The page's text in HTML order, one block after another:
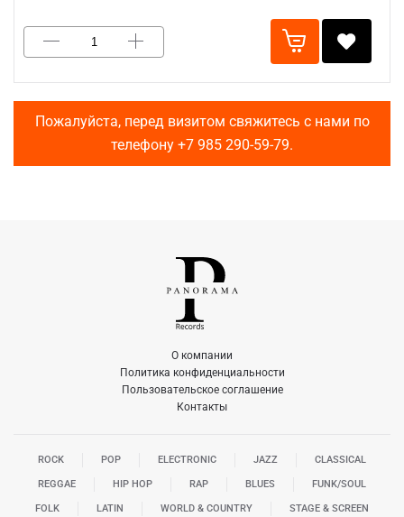
Пожалуйста, перед визитом свяжитесь с нами по
телефону +7 985 290-59-79.
О компании
Политика конфиденциальности
Пользовательское соглашение
Контакты
ROCK POP ELECTRONIC JAZZ CLASSICAL
REGGAE HIP HOP RAP BLUES FUNK/SOUL
FOLK LATIN WORLD & COUNTRY STAGE & SCREEN